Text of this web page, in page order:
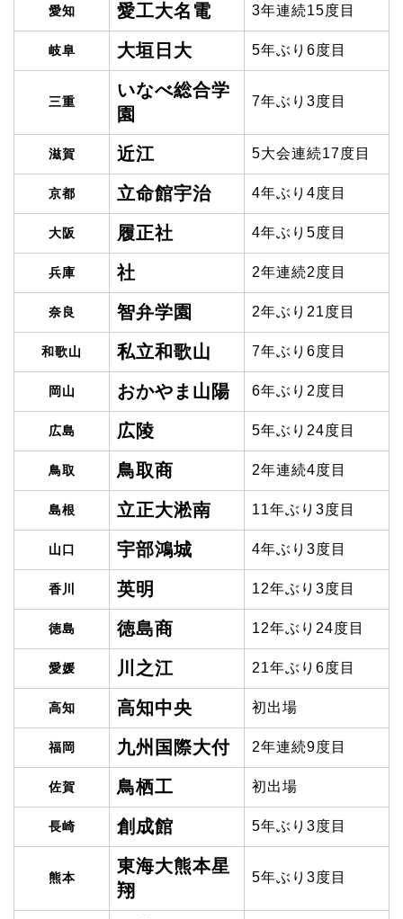
愛知 愛工大名電 3年連続15度目
岐阜 大垣日大 5年ぶり6度目
三重
いなべ総合学
園
7年ぶり3度目
滋賀 近江 5大会連続17度目
京都 立命館宇治 4年ぶり4度目
大阪 履正社 4年ぶり5度目
兵庫 社 2年連続2度目
奈良 智弁学園 2年ぶり21度目
和歌山 私立和歌山 7年ぶり6度目
岡山 おかやま山陽 6年ぶり2度目
広島 広陵 5年ぶり24度目
鳥取 鳥取商 2年連続4度目
島根 立正大淞南 11年ぶり3度目
山口 宇部鴻城 4年ぶり3度目
香川 英明 12年ぶり3度目
徳島 徳島商 12年ぶり24度目
愛媛 川之江 21年ぶり6度目
高知 高知中央 初出場
福岡 九州国際大付 2年連続9度目
佐賀 鳥栖工 初出場
長崎 創成館 5年ぶり3度目
熊本
東海大熊本星
翔
5年ぶり3度目